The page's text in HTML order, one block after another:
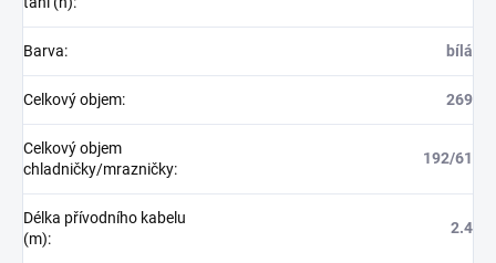
Barva: bílá
Celkový objem: 269
Celkový objem
chladničky/mrazničky:
192/61
Délka přívodního kabelu
(m):
2.4